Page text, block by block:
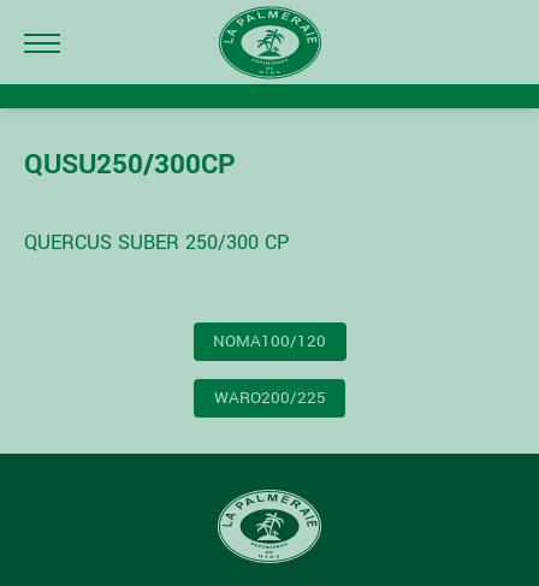
QUSU250/300CP
QUERCUS SUBER 250/300 CP
NOMA100/120
WARO200/225